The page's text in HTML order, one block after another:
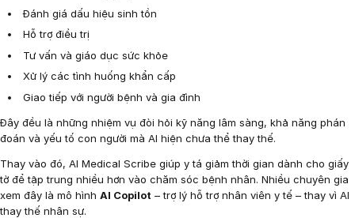
Đánh giá dấu hiệu sinh tồn
Hỗ trợ điều trị
Tư vấn và giáo dục sức khỏe
Xử lý các tình huống khẩn cấp
Giao tiếp với người bệnh và gia đình
Đây đều là những nhiệm vụ đòi hỏi kỹ năng lâm sàng, khả năng phán
đoán và yếu tố con người mà AI hiện chưa thể thay thế.
Thay vào đó, AI Medical Scribe giúp y tá giảm thời gian dành cho giấy
tờ để tập trung nhiều hơn vào chăm sóc bệnh nhân. Nhiều chuyên gia
xem đây là mô hình AI Copilot – trợ lý hỗ trợ nhân viên y tế – thay vì AI
thay thế nhân sự.